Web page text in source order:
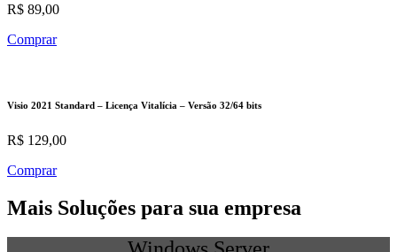
R$ 89,00
Comprar
Visio 2021 Standard – Licença Vitalícia – Versão 32/64 bits
R$ 129,00
Comprar
Mais Soluções para sua empresa